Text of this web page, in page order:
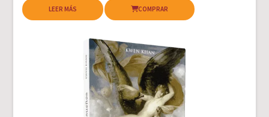
LEER MÁS COMPRAR